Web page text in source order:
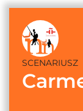
SCENARIUSZ